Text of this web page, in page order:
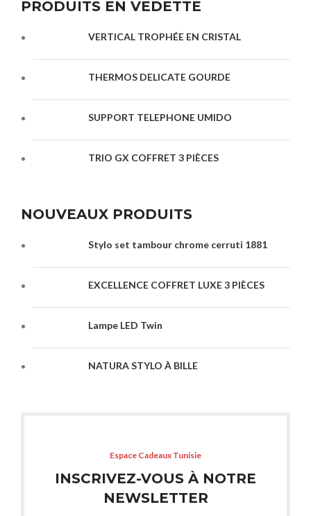
PRODUITS EN VEDETTE
VERTICAL TROPHÉE EN CRISTAL
THERMOS DELICATE GOURDE
SUPPORT TELEPHONE UMIDO
TRIO GX COFFRET 3 PIÈCES
NOUVEAUX PRODUITS
Stylo set tambour chrome cerruti 1881
EXCELLENCE COFFRET LUXE 3 PIÈCES
Lampe LED Twin
NATURA STYLO À BILLE
Espace Cadeaux Tunisie
INSCRIVEZ-VOUS À NOTRE
NEWSLETTER